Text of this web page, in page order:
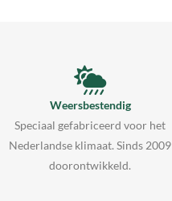
Weersbestendig
Speciaal gefabriceerd voor het
Nederlandse klimaat. Sinds 2009
doorontwikkeld.